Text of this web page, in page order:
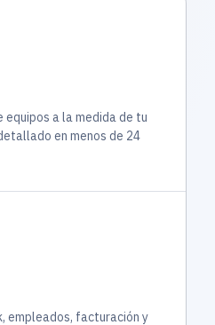
a la medida de tu
en menos de 24
empleados, facturación y